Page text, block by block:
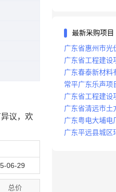
议，欢
06-29
总价
最新采购项目
广东省惠州市光
广东省工程建设
录
广东春泰新材料
标
常平广东乐声项
广东省工程建设
广东省清远市土
广东粤电大埔电
安保服务项目招
广东平远县城区